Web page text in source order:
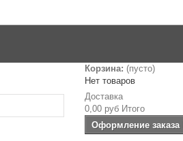
Корзина: (пусто)
Нет товаров
Доставка
0,00 руб Итого
Оформление заказа